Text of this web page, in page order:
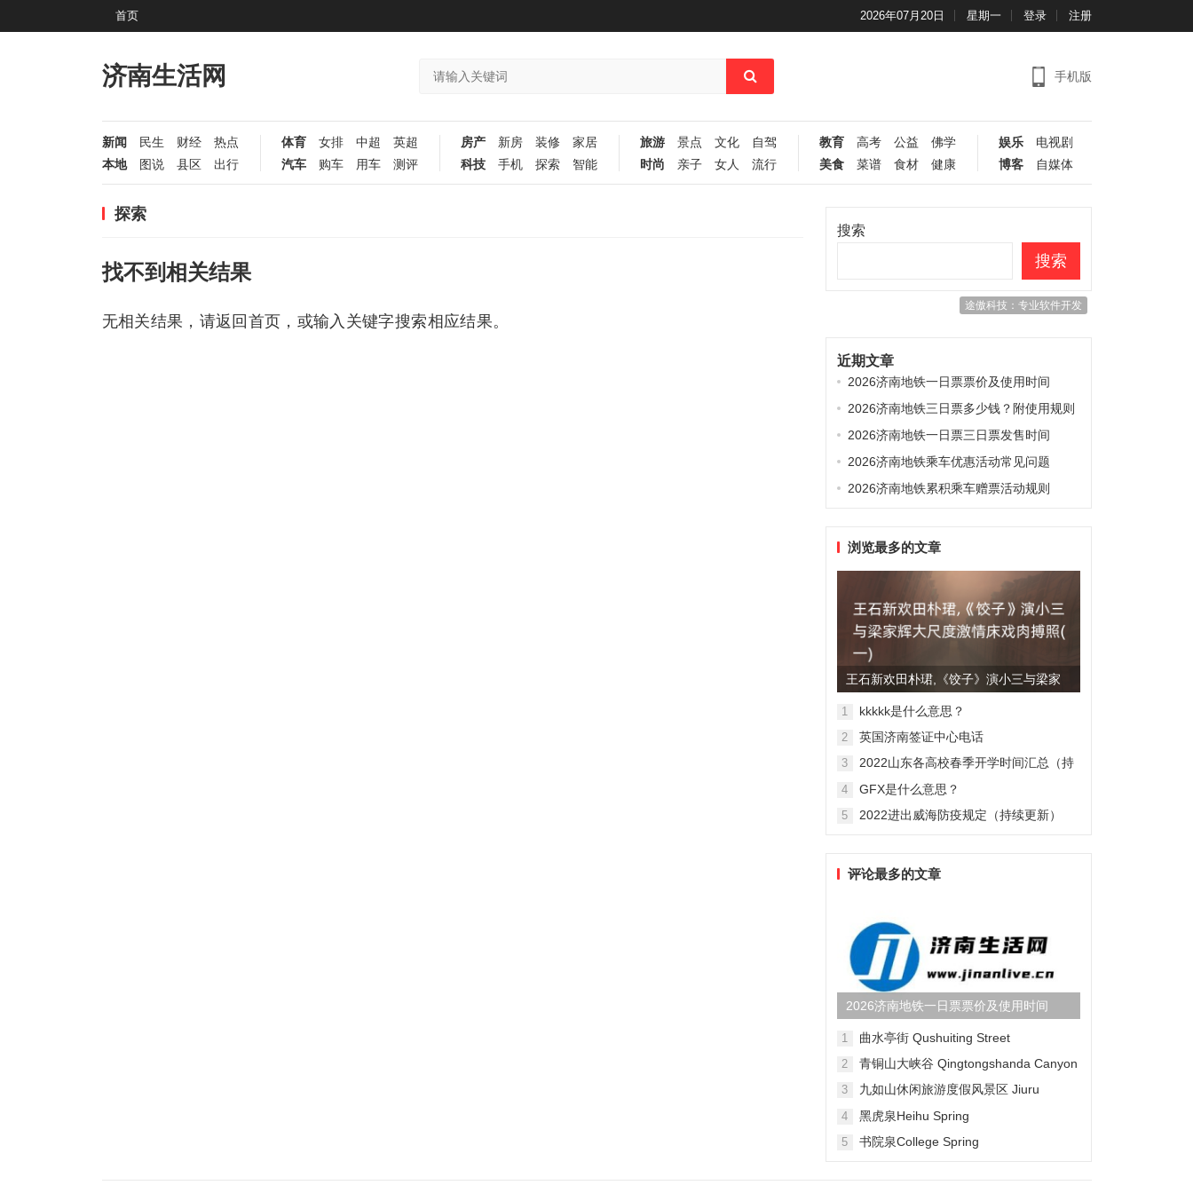
首页 2026年07月20日 星期一 登录 注册
济南生活网 手机版
新闻 民生 财经
热点
本地
图说 县区 出行
体育 女排 中超
英超
汽车
购车 用车 测评
房产 新房 装修
家居
科技
手机 探索 智能
旅游 景点 文化
自驾
时尚
亲子 女人 流行
教育 高考 公益
佛学
美食
菜谱 食材 健康
娱乐
电视剧
博客
自媒体
探索
找不到相关结果
无相关结果，请返回首页，或输入关键字搜索相应结果。
搜索
搜索
途傲科技：专业软件开发
近期文章
2026济南地铁一日票票价及使用时间
2026济南地铁三日票多少钱？附使用规则
2026济南地铁一日票三日票发售时间
2026济南地铁乘车优惠活动常见问题
2026济南地铁累积乘车赠票活动规则
浏览最多的文章
王石新欢田朴珺,《饺子》演小三与梁家
辉大尺度激情床戏肉搏照(...
1 kkkkk是什么意思？
2 英国济南签证中心电话
3
2022山东各高校春季开学时间汇总（持
4 GFX是什么意思？
5 2022进出威海防疫规定（持续更新）
评论最多的文章
2026济南地铁一日票票价及使用时间
1 曲水亭街 Qushuiting Street
2 青铜山大峡谷 Qingtongshanda Canyon
3
九如山休闲旅游度假风景区 Jiuru
4 黑虎泉Heihu Spring
5 书院泉College Spring